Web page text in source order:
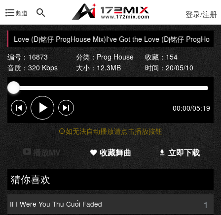
频道 登录/注册
Love (Dj铭仔 ProgHouse Mix)I've Got the Love (Dj铭仔 ProgHouse
编号：16873
分类：Prog House
收藏：154
音质：320 Kbps
大小：12.3MB 时间：20/05/10
00:00/05:19
如无法自动播放请点击播放按钮
播放MV 收藏舞曲 立即下载
猜你喜欢
If I Were You Thu Cuối Faded 1